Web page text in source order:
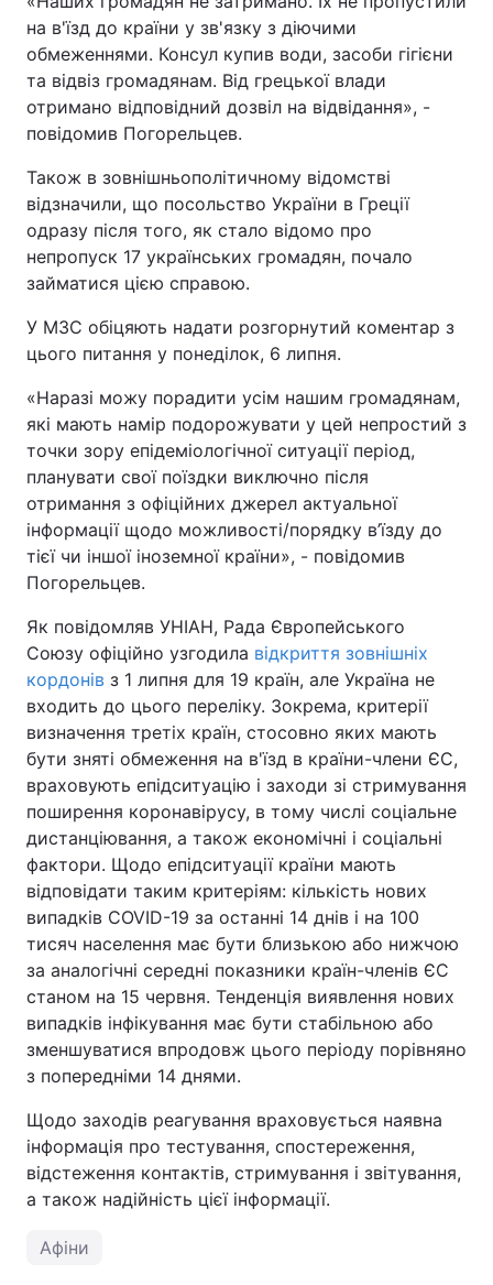
на в'їзд до країни у зв'язку з діючими
обмеженнями. Консул купив води, засоби гігієни
та відвіз громадянам. Від грецької влади
отримано відповідний дозвіл на відвідання», -
повідомив Погорельцев.
Також в зовнішньополітичному відомстві
відзначили, що посольство України в Греції
одразу після того, як стало відомо про
непропуск 17 українських громадян, почало
займатися цією справою.
У МЗС обіцяють надати розгорнутий коментар з
цього питання у понеділок, 6 липня.
«Наразі можу порадити усім нашим громадянам,
які мають намір подорожувати у цей непростий з
точки зору епідеміологічної ситуації період,
планувати свої поїздки виключно після
отримання з офіційних джерел актуальної
інформації щодо можливості/порядку в’їзду до
тієї чи іншої іноземної країни», - повідомив
Погорельцев.
Як повідомляв УНІАН, Рада Європейського
Союзу офіційно узгодила відкриття зовнішніх
кордонів з 1 липня для 19 країн, але Україна не
входить до цього переліку. Зокрема, критерії
визначення третіх країн, стосовно яких мають
бути зняті обмеження на в'їзд в країни-члени ЄС,
враховують епідситуацію і заходи зі стримування
поширення коронавірусу, в тому числі соціальне
дистанціювання, а також економічні і соціальні
фактори. Щодо епідситуації країни мають
відповідати таким критеріям: кількість нових
випадків COVID-19 за останні 14 днів і на 100
тисяч населення має бути близькою або нижчою
за аналогічні середні показники країн-членів ЄС
станом на 15 червня. Тенденція виявлення нових
випадків інфікування має бути стабільною або
зменшуватися впродовж цього періоду порівняно
з попередніми 14 днями.
Щодо заходів реагування враховується наявна
інформація про тестування, спостереження,
відстеження контактів, стримування і звітування,
а також надійність цієї інформації.
Афіни